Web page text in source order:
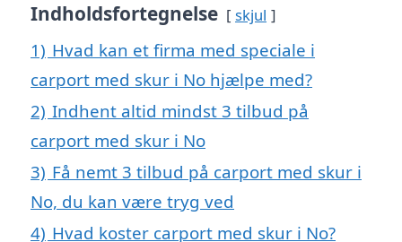
Indholdsfortegnelse skjul
1) Hvad kan et firma med speciale i
carport med skur i No hjælpe med?
2) Indhent altid mindst 3 tilbud på
carport med skur i No
3) Få nemt 3 tilbud på carport med skur i
No, du kan være tryg ved
4) Hvad koster carport med skur i No?